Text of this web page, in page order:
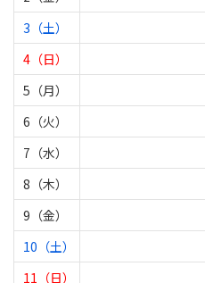
3（土）
4（日）
5（月）
6（火）
7（水）
8（木）
9（金）
10（土）
11（日）